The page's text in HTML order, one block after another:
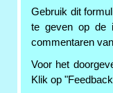
Gebruik dit
te geven op de
commentaren
Voor het
Klik op